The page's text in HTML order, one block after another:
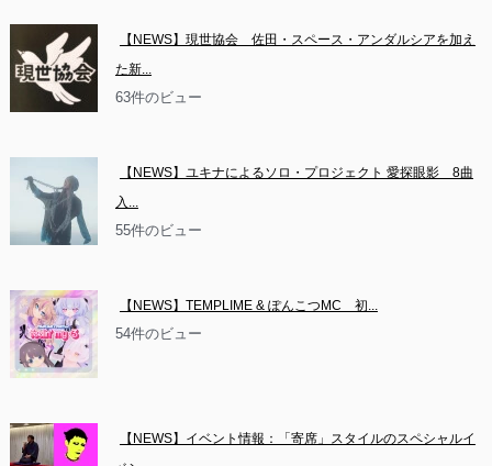
【NEWS】現世協会　佐田・スペース・アンダルシアを加え
た新...
63件のビュー
【NEWS】ユキナによるソロ・プロジェクト 愛探眼影　8曲
入...
55件のビュー
【NEWS】TEMPLIME & ぽんこつMC　初...
54件のビュー
【NEWS】イベント情報：「寄席」スタイルのスペシャルイ